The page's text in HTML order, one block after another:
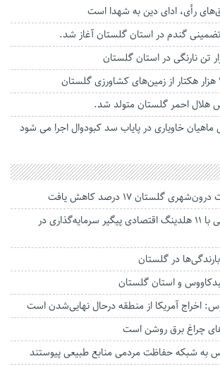
رأی، ادای دین به شهدا است
گندم در استان گلستان آغاز شد.
هلال احمر گلستان متولد شد.
ماهیان خاویاری در پایاب سد کبودوال اجرا می شود
گلستان ۱۷ درصد کاهش یافت
استاندار: بابک زنجانی با ۱۱ هلدینگ اقتصادی پیگیر سرمایه‌گذاری در
و استان گلستان
اخراج آمریکا از منطقه درحال نهایی‌شدن است
چراغ برق روشن است